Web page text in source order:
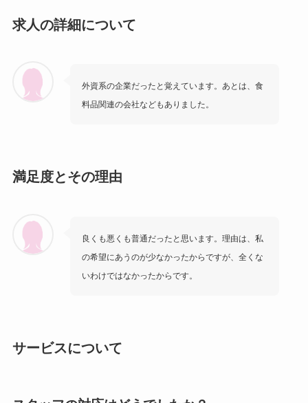
求人の詳細について
外資系の企業だったと覚えています。あとは、食
料品関連の会社などもありました。
満足度とその理由
良くも悪くも普通だったと思います。理由は、私
の希望にあうのが少なかったからですが、全くな
いわけではなかったからです。
サービスについて